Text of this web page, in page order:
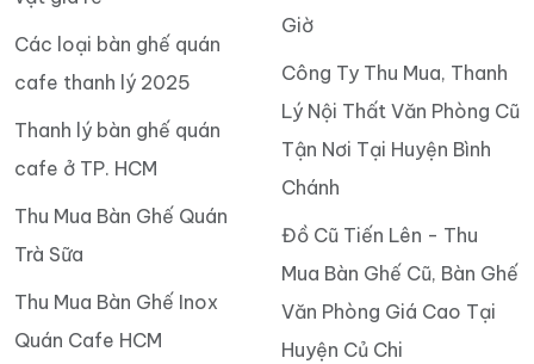
Các loại bàn ghế quán
cafe thanh lý 2025
Thanh lý bàn ghế quán
cafe ở TP. HCM
Thu Mua Bàn Ghế Quán
Trà Sữa
Thu Mua Bàn Ghế Inox
Quán Cafe HCM
Giờ
Công Ty Thu Mua, Thanh
Lý Nội Thất Văn Phòng Cũ
Tận Nơi Tại Huyện Bình
Chánh
Đồ Cũ Tiến Lên - Thu
Mua Bàn Ghế Cũ, Bàn Ghế
Văn Phòng Giá Cao Tại
Huyện Củ Chi